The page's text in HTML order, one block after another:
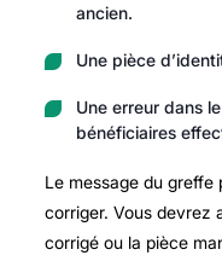
ancien.
Une pièce
Une erreur dans
bénéficiaires
Le message du
corriger. Vous devrez
corrigé ou la pièce